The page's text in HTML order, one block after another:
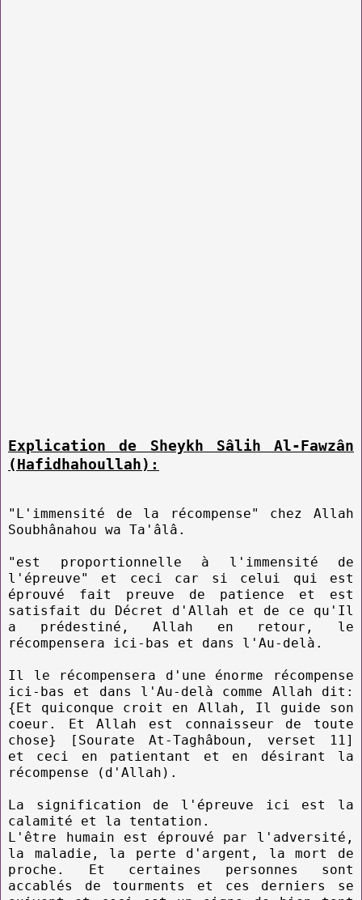
Explication de Sheykh Sâlih Al-Fawzân
(Hafidhahoullah):
"L'immensité de la récompense" chez Allah
Soubhânahou wa Ta'âlâ.
"est proportionnelle à l'immensité de
l'épreuve" et ceci car si celui qui est
éprouvé fait preuve de patience et est
satisfait du Décret d'Allah et de ce qu'Il
a prédestiné, Allah en retour, le
récompensera ici-bas et dans l'Au-delà.
Il le récompensera d'une énorme récompense
ici-bas et dans l'Au-delà comme Allah dit:
{Et quiconque croit en Allah, Il guide son
coeur. Et Allah est connaisseur de toute
chose} [Sourate At-Taghâboun, verset 11]
et ceci en patientant et en désirant la
récompense (d'Allah).
La signification de l'épreuve ici est la
calamité et la tentation.
L'être humain est éprouvé par l'adversité,
la maladie, la perte d'argent, la mort de
proche. Et certaines personnes sont
accablés de tourments et ces derniers se